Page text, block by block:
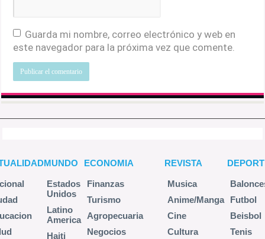
Guarda mi nombre, correo electrónico y web en
este navegador para la próxima vez que comente.
MUNDO
Estados
Unidos
Latino
America
Haiti
ECONOMIA
Finanzas
Turismo
Agropecuaria
Negocios
REVISTA
Musica
Anime/Manga
Cine
Cultura
Futbol
Beisbol
Tenis